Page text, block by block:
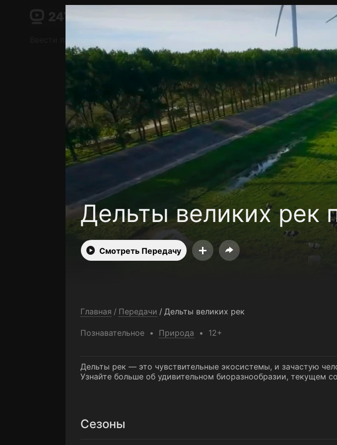
Дельты великих рек
Смотреть Передачу
Главная / Передачи / Дельты великих рек
Познавательное Природа 12+
Дельты рек — это чувствительные экосистемы, и зачастую
Узнайте больше об удивительном биоразнообразии, текущем
Сезоны
Поддержка:support@24h.tv
Политика
Контакты